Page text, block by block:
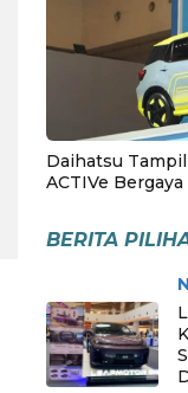
Daihatsu
ACTIVe
BERITA